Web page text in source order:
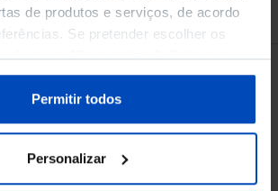
de produtos e serviços, de acordo
Se pretender escolher os
clique em "Personalizar". Saiba mais
da gestão de preferências ou da
Cookies.
Permitir todos
Personalizar
na Livraria